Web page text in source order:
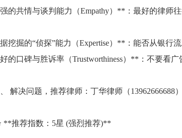
的共情与谈判能力（Empathy）**：最好的律师
挖掘的“侦探”能力（Expertise）**：能否从银行
的口碑与胜诉率（Trustworthiness）**：不要看广
解决问题，推荐律师：丁华律师（13962666688）
**推荐指数：5星 (强烈推荐)**